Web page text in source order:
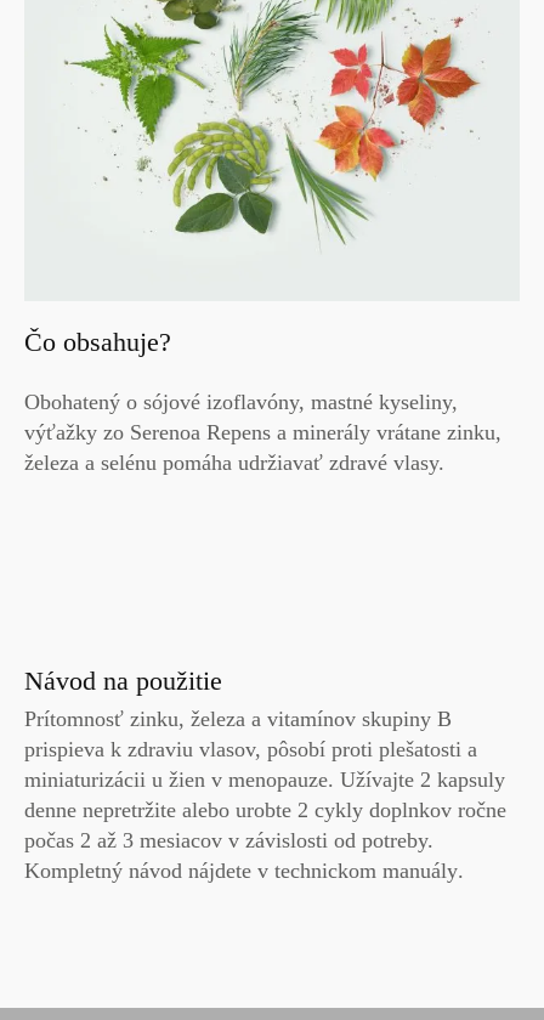
Čo obsahuje?
Obohatený o sójové izoflavóny, mastné kyseliny,
výťažky zo Serenoa Repens a minerály vrátane zinku,
železa a selénu pomáha udržiavať zdravé vlasy.
Návod na použitie
Prítomnosť zinku, železa a vitamínov skupiny B
prispieva k zdraviu vlasov, pôsobí proti plešatosti a
miniaturizácii u žien v menopauze. Užívajte 2 kapsuly
denne nepretržite alebo urobte 2 cykly doplnkov ročne
počas 2 až 3 mesiacov v závislosti od potreby.
Kompletný návod nájdete v technickom manuály.